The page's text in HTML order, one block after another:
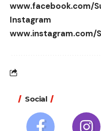
www.facebook.com/
Instagram
www.instagram.com/
Social